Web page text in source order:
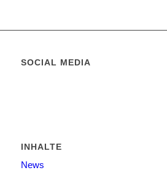
SOCIAL MEDIA
INHALTE
News